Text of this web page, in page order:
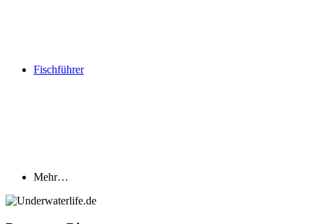
Fischführer
Mehr…